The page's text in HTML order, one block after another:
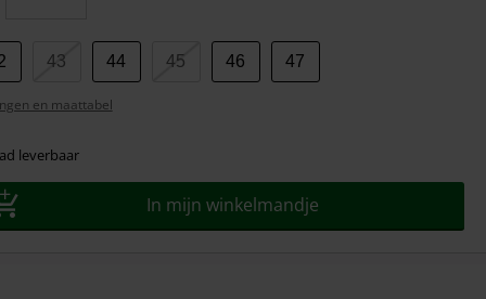
43 44 45 46 47
en maattabel
leverbaar
In mijn winkelmandje